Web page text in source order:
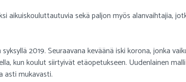
aikuiskouluttautuvia sekä paljon myös alanvaihtajia,
2019. Seuraavana keväänä iski korona, jonka
kun koulut siirtyivät etäopetukseen. Uudenlainen
asti mukavasti.